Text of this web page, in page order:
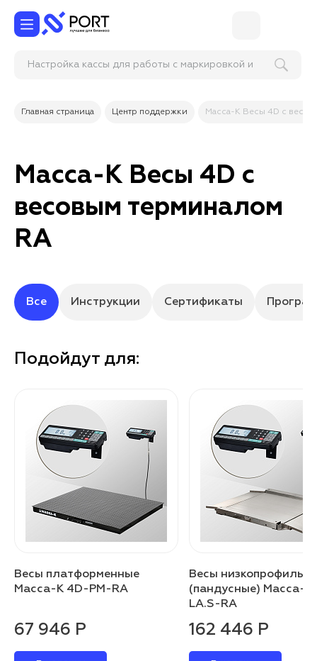
Настройка кассы для работы с маркировкой и
Главная страница Центр поддержки Масса-К Весы 4D с
Масса-К Весы 4D с
весовым терминалом
RA
Все Инструкции Сертификаты
Подойдут для:
Весы платформенные
Масса-К 4D-PM-RA
67 946 Р
Весы
(пандусные) Масса-К
LA.S-RA
162 446 Р